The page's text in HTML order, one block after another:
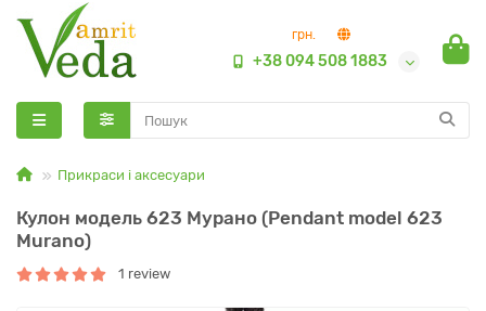
грн.
+38 094 508 1883
Прикраси і аксесуари
Кулон модель 623 Мурано (Pendant model 623
Murano)
1 review